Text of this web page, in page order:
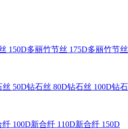
150D多丽竹节丝 175D多丽竹节
丝 50D钻石丝 80D钻石丝 100D钻
纤 100D新合纤 110D新合纤 150D